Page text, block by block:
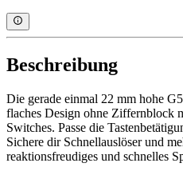
Beschreibung
Die gerade einmal 22 mm hohe
flaches Design ohne Ziffernblock
Switches. Passe die
Sichere dir Schnellauslöser und
reaktionsfreudiges und schnelles